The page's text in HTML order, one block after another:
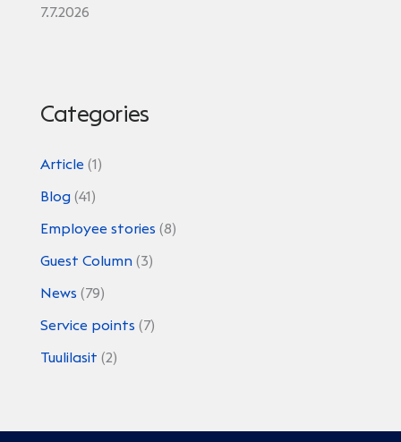
7.7.2026
Categories
Article (1)
Blog (41)
Employee stories (8)
Guest Column (3)
News (79)
Service points (7)
Tuulilasit (2)